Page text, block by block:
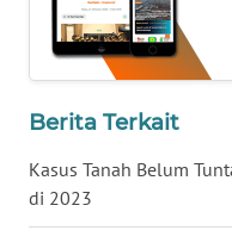
Berita Terkait
Kasus Tanah Belum
di 2023
WN
NUSANTARA
WN
JOGJA
WN